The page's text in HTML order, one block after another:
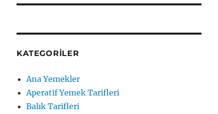
KATEGORILER
Ana Yemekler
Aperatif Yemek Tarifleri
Balık Tarifleri